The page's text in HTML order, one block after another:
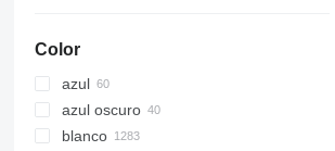
Color
azul
azul oscuro
blanco